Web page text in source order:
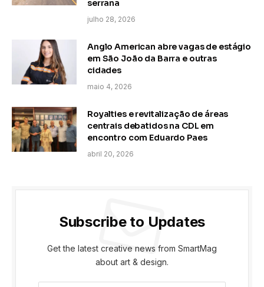
serrana
julho 28, 2026
Anglo American abre vagas de estágio
em São João da Barra e outras
cidades
maio 4, 2026
Royalties e revitalização de áreas
centrais debatidos na CDL em
encontro com Eduardo Paes
abril 20, 2026
Subscribe to Updates
Get the latest creative news from SmartMag
about art & design.